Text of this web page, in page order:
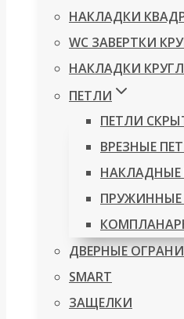
НАКЛАДКИ
WC ЗАВЕРТКИ
НАКЛАДКИ
ПЕТЛИ
ПЕТЛИ
ВРЕЗНЫЕ
НАКЛАДНЫЕ
ПРУЖИННЫЕ
ДВЕРНЫЕ
SMART
ЗАЩЕЛКИ